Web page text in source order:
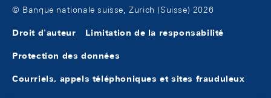
© Banque nationale suisse, Zurich (Suisse) 2026
Droit d'auteur Limitation de la responsabilité
Protection des données
Courriels, appels téléphoniques et sites frauduleux